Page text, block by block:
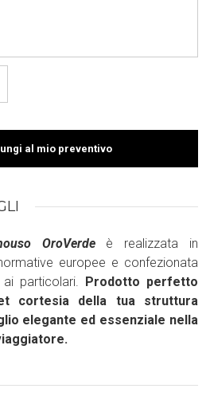
al mio preventivo
OroVerde è realizzata in
europee e confezionata
particolari. Prodotto perfetto
cortesia della tua struttura
elegante ed essenziale nella